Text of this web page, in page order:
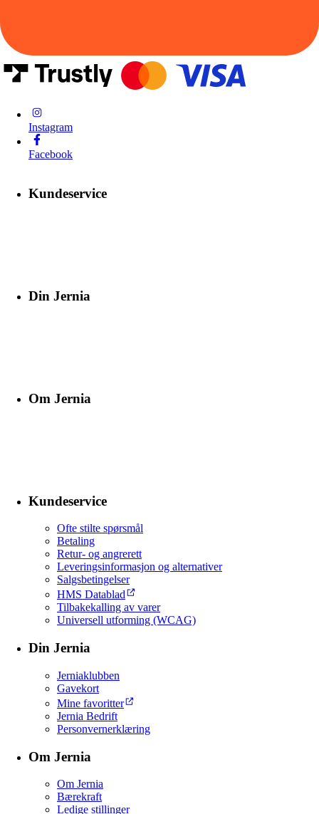
Instagram
Facebook
Kundeservice
Din Jernia
Om Jernia
Kundeservice
Ofte stilte spørsmål
Betaling
Retur- og angrerett
Leveringsinformasjon og alternativer
Salgsbetingelser
HMS Datablad
Tilbakekalling av varer
Universell utforming (WCAG)
Din Jernia
Jerniaklubben
Gavekort
Mine favoritter
Jernia Bedrift
Personvernerklæring
Om Jernia
Om Jernia
Bærekraft
Ledige stillinger